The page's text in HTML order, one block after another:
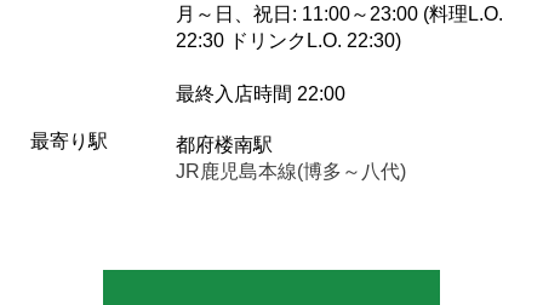
月～日、祝日: 11:00～23:00 (料理L.O.
22:30 ドリンクL.O. 22:30)
最終入店時間 22:00
最寄り駅
都府楼南駅
JR鹿児島本線(博多～八代)